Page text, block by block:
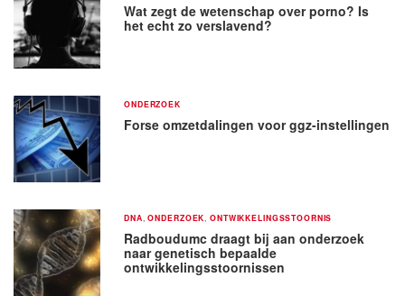
Wat zegt de wetenschap over porno? Is
het echt zo verslavend?
ONDERZOEK
Forse omzetdalingen voor ggz-instellingen
DNA ,ONDERZOEK ,ONTWIKKELINGSSTOORNIS
Radboudumc draagt bij aan onderzoek
naar genetisch bepaalde
ontwikkelingsstoornissen